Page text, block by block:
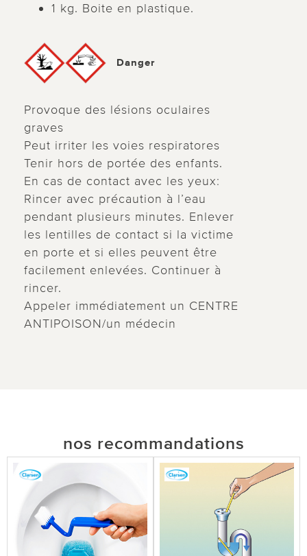
1 kg. Boite en plastique.
Danger
Provoque des lésions oculaires
graves
Peut irriter les voies respiratores
Tenir hors de portée des enfants.
En cas de contact avec les yeux:
Rincer avec précaution à l’eau
pendant plusieurs minutes. Enlever
les lentilles de contact si la victime
en porte et si elles peuvent être
facilement enlevées. Continuer à
rincer.
Appeler immédiatement un CENTRE
ANTIPOISON/un médecin
nos recommandations